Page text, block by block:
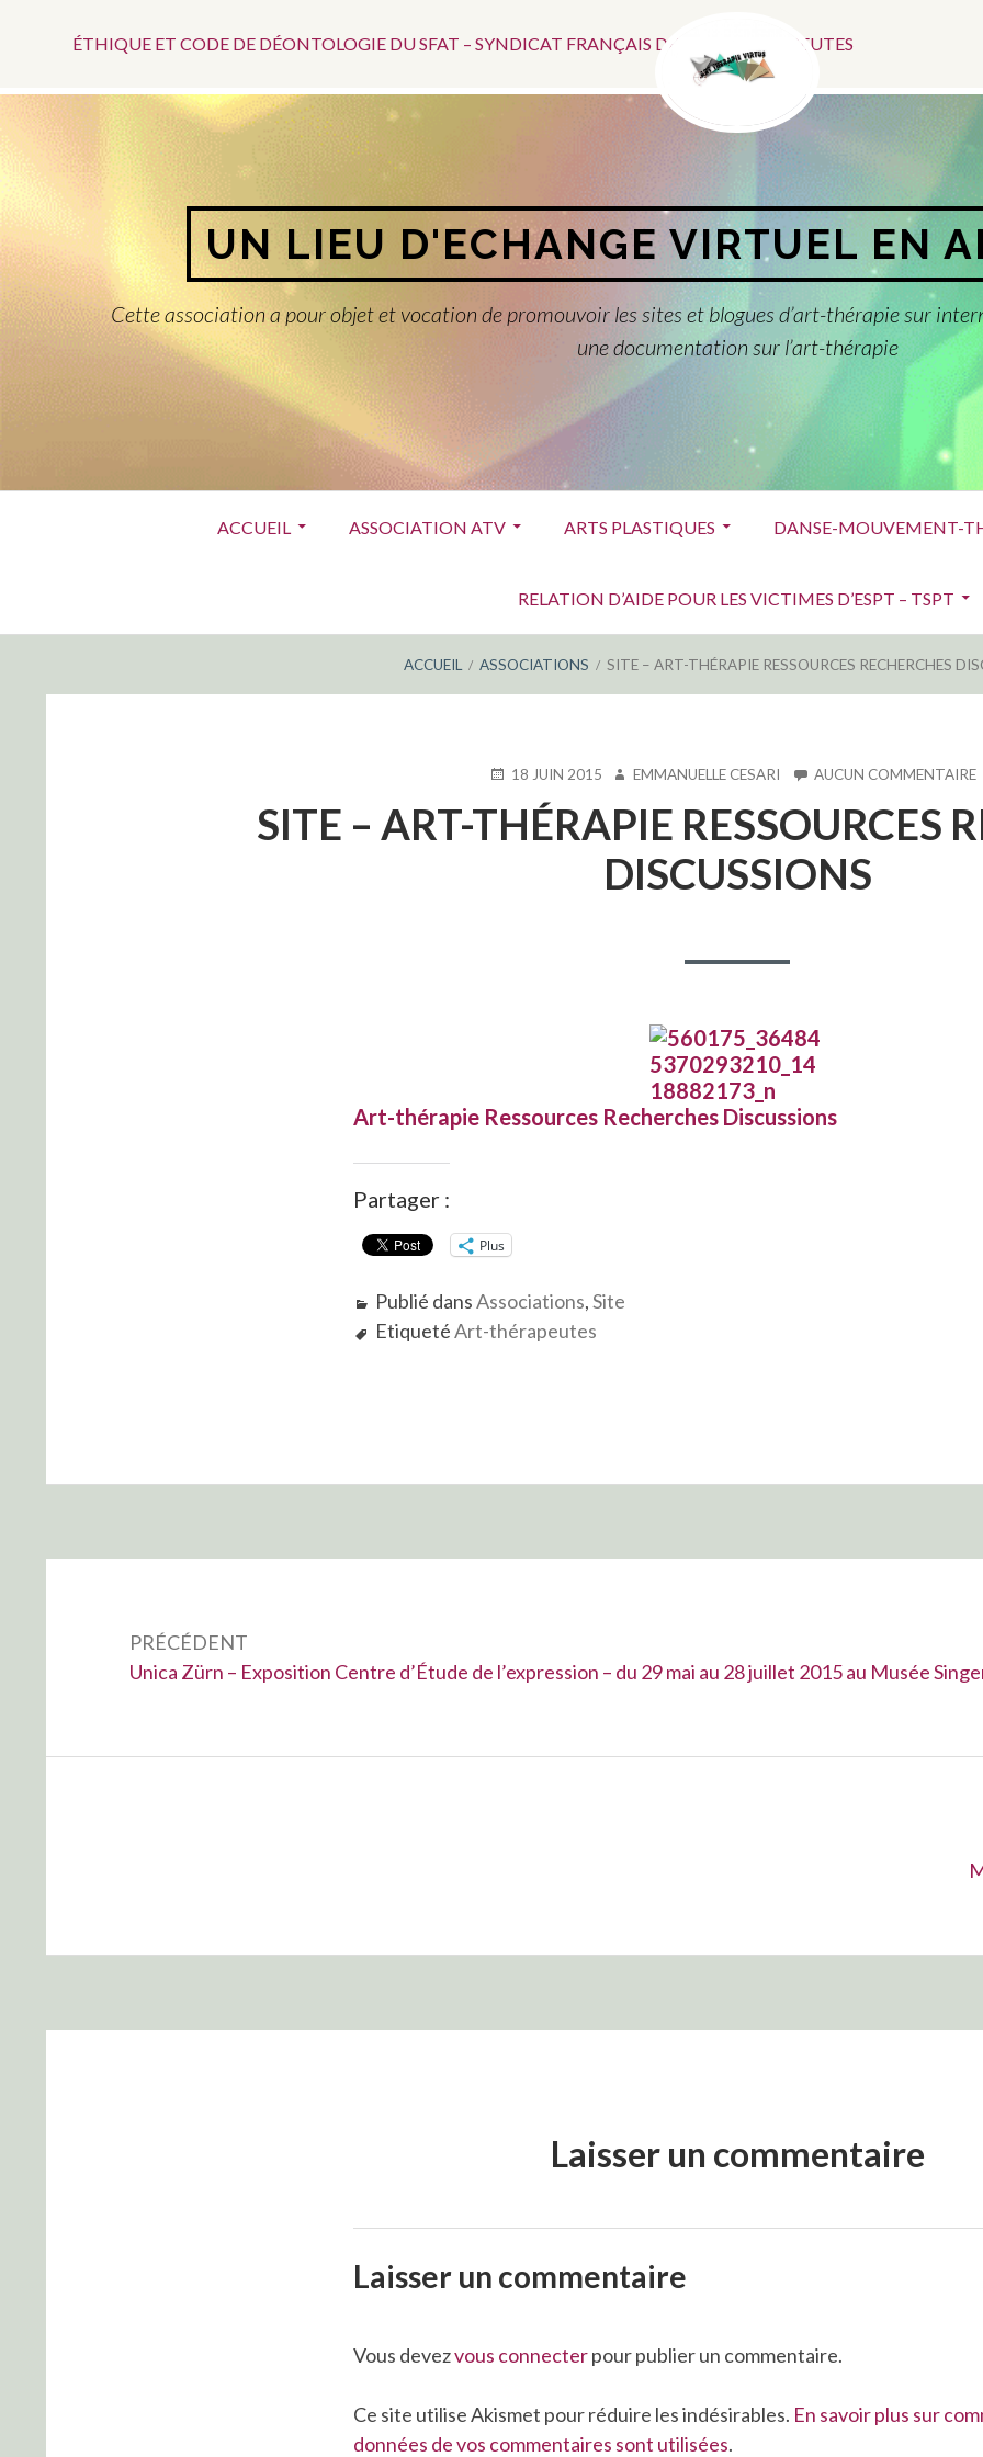
Top
ÉTHIQUE ET CODE DE DÉONTOLOGIE DU SFAT – SYNDICAT FRANÇAIS DES ART-THÉRAPEUTES
Social
UN LIEU D'ECHANGE VIRTUEL EN
Cette association a pour objet et vocation de promouvoir les sites et blogues d’art-thérapie sur
une documentation sur l’art-thérapie
ACCUEIL ASSOCIATION ATV ARTS PLASTIQUES DANSE-MOUVEMENT-
RELATION D’AIDE POUR LES VICTIMES D’ESPT – TSPT
ACCUEIL ASSOCIATIONS SITE – ART-THÉRAPIE RESSOURCES RECHERCHES
PUBLIÉ18 JUIN 2015 AUTEUR
EMMANUELLE CESARI AUCUN COMMENTAIRE
SITE – ART-THÉRAPIE RESSOURCES
DISCUSSIONS
Art-thérapie Ressources Recherches Discussions
Partager :
Plus
Publié dansAssociations,Site
EtiquetéArt-thérapeutes
l’articlePRÉCÉDENT
Précédent :
Unica Zürn – Exposition Centre d’Étude de l’expression – du 29 mai au 28 juillet 2015 au Musée
Laisser un commentaire
Laisser un commentaire
Vous devezvous connecterpour publier un commentaire.
Ce site utilise Akismet pour réduire les indésirables. En savoir plus sur
données de vos commentaires sont utilisées.